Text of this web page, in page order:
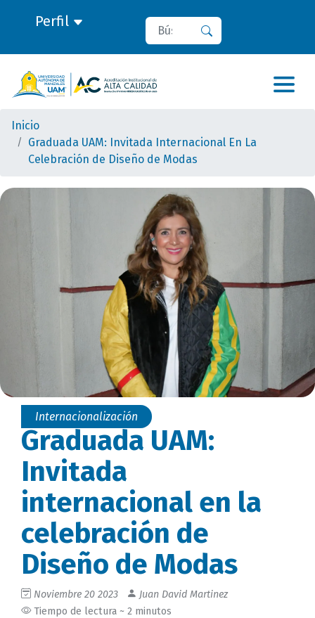
Perfil Buscar
Inicio
Graduada UAM: Invitada Internacional En La
Celebración de Diseño de Modas
Internacionalización
Graduada UAM:
Invitada
internacional en la
celebración de
Diseño de Modas
Noviembre 20 2023
Juan David Martinez
Tiempo de lectura ~ 2 minutos